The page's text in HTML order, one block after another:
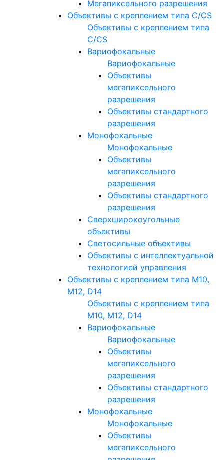
Мегапиксельного разрешения
Объективы с креплением типа C/CS
Объективы с креплением типа
C/CS
Вариофокальные
Вариофокальные
Объективы
мегапиксельного
разрешения
Объективы стандартного
разрешения
Монофокальные
Монофокальные
Объективы
мегапиксельного
разрешения
Объективы стандартного
разрешения
Сверхширокоугольные
объективы
Светосильные объективы
Объективы с интеллектуальной
технологией управления
Объективы с креплением типа M10,
M12, D14
Объективы с креплением типа
M10, M12, D14
Вариофокальные
Вариофокальные
Объективы
мегапиксельного
разрешения
Объективы стандартного
разрешения
Монофокальные
Монофокальные
Объективы
мегапиксельного